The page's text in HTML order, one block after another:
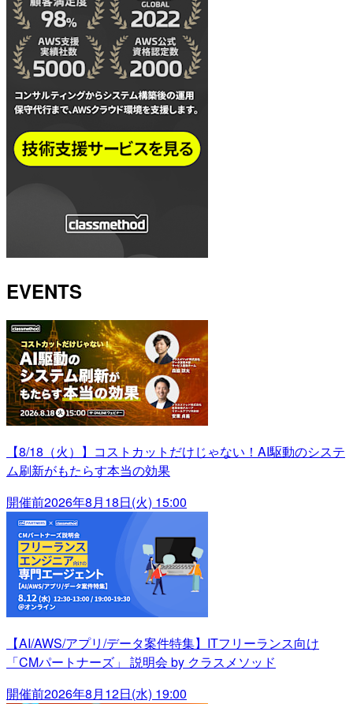
EVENTS
【8/18（火）】コストカットだけじゃない！AI駆動のシステ
ム刷新がもたらす本当の効果
開催前2026年8月18日(火) 15:00
【AI/AWS/アプリ/データ案件特集】ITフリーランス向け
「CMパートナーズ」 説明会 by クラスメソッド
開催前2026年8月12日(水) 19:00